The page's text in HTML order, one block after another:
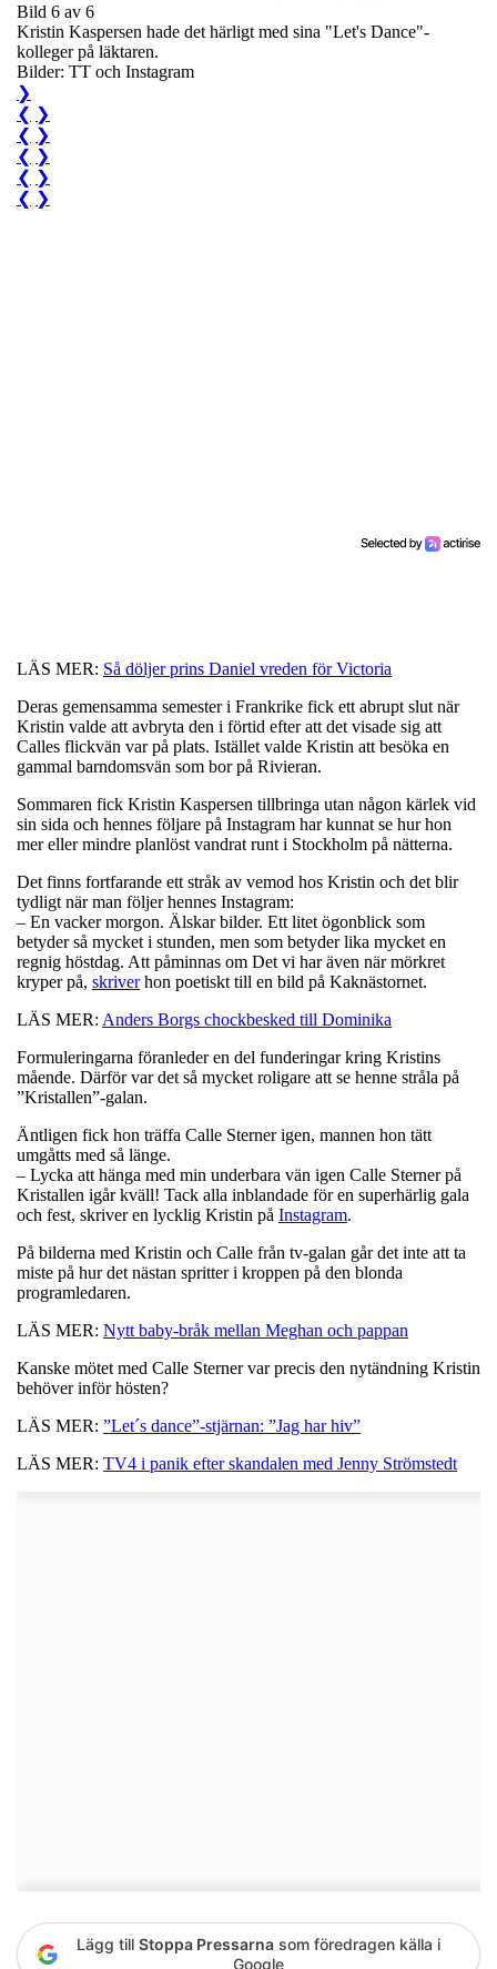
Bild 6 av 6
Kristin Kaspersen hade det härligt med sina "Let's Dance"-
kolleger på läktaren.
Bilder: TT och Instagram
❯
❮ ❯
❮ ❯
❮ ❯
❮ ❯
❮ ❯
LÄS MER: Så döljer prins Daniel vreden för Victoria
Deras gemensamma semester i Frankrike fick ett abrupt slut när
Kristin valde att avbryta den i förtid efter att det visade sig att
Calles flickvän var på plats. Istället valde Kristin att besöka en
gammal barndomsvän som bor på Rivieran.
Sommaren fick Kristin Kaspersen tillbringa utan någon kärlek vid
sin sida och hennes följare på Instagram har kunnat se hur hon
mer eller mindre planlöst vandrat runt i Stockholm på nätterna.
Det finns fortfarande ett stråk av vemod hos Kristin och det blir
tydligt när man följer hennes Instagram:
– En vacker morgon. Älskar bilder. Ett litet ögonblick som
betyder så mycket i stunden, men som betyder lika mycket en
regnig höstdag. Att påminnas om Det vi har även när mörkret
kryper på, skriverhon poetiskt till en bild på Kaknästornet.
LÄS MER: Anders Borgs chockbesked till Dominika
Formuleringarna föranleder en del funderingar kring Kristins
mående. Därför var det så mycket roligare att se henne stråla på
”Kristallen”-galan.
Äntligen fick hon träffa Calle Sterner igen, mannen hon tätt
umgåtts med så länge.
– Lycka att hänga med min underbara vän igen Calle Sterner på
Kristallen igår kväll! Tack alla inblandade för en superhärlig gala
och fest, skriver en lycklig Kristin på Instagram.
På bilderna med Kristin och Calle från tv-galan går det inte att ta
miste på hur det nästan spritter i kroppen på den blonda
programledaren.
LÄS MER: Nytt baby-bråk mellan Meghan och pappan
Kanske mötet med Calle Sterner var precis den nytändning Kristin
behöver inför hösten?
LÄS MER: ”Let´s dance”-stjärnan: ”Jag har hiv”
LÄS MER: TV4 i panik efter skandalen med Jenny Strömstedt
Lägg till Stoppa Pressarna som föredragen källa i
Google